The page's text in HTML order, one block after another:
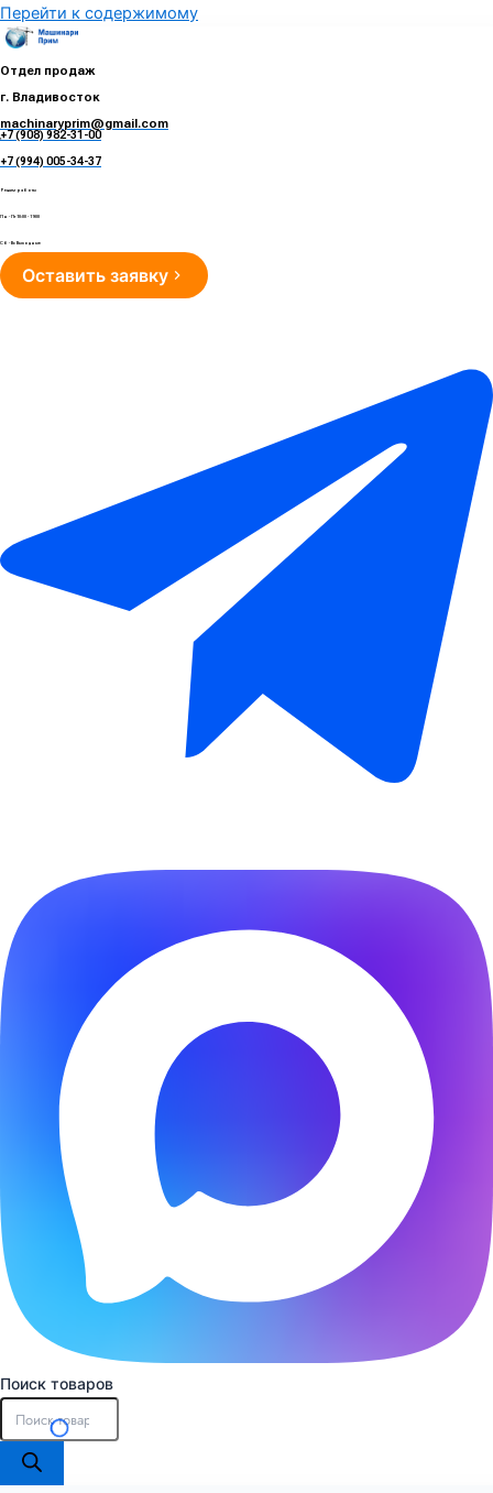
Перейти к содержимому
Отдел продаж
г. Владивосток
machinaryprim@gmail.com
+7 (908) 982-31-00
+7 (994) 005-34-37
Режим работы
Пн - Пт 10:00 - 19:00
Сб - Вс Выходные
Оставить заявку
Поиск товаров